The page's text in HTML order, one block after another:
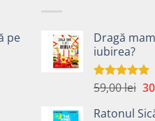
pe
Dragă
iubirea?
Evaluat la
59,00lei
a
Ratonul